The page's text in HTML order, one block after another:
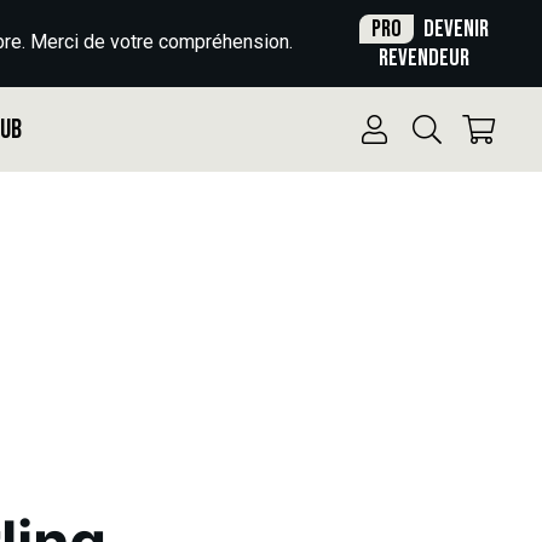
Merci de votre compréhension. Pro
Devenir
revendeur